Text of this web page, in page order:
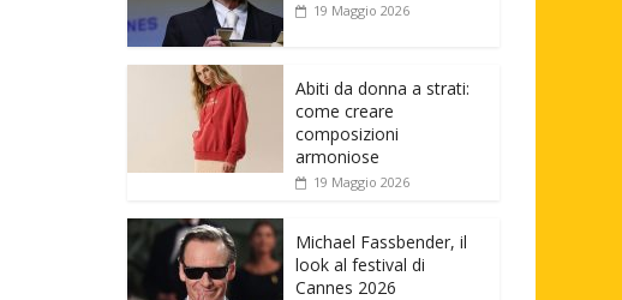
19 Maggio 2026
Abiti da donna a strati:
come creare
composizioni
armoniose
19 Maggio 2026
Michael Fassbender, il
look al festival di
Cannes 2026